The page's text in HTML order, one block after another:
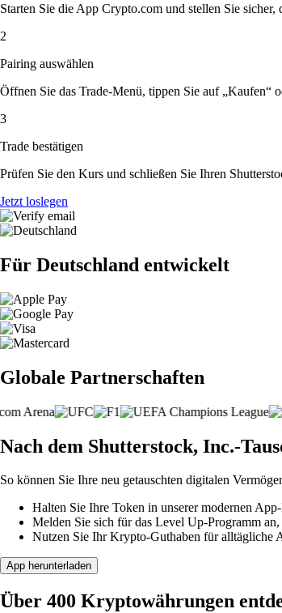
Starten Sie die App Crypto.com und stellen Sie
2
Pairing auswählen
Öffnen Sie das Trade-Menü, tippen Sie auf „Kaufen“
3
Trade bestätigen
Prüfen Sie den Kurs und schließen Sie Ihren
Jetzt loslegen
Für Deutschland entwickelt
Globale Partnerschaften
Nach dem Shutterstock, Inc.-
So können Sie Ihre neu getauschten digitalen
Halten Sie Ihre Token in unserer modernen
Melden Sie sich für das Level Up-Programm
Nutzen Sie Ihr Krypto-Guthaben für alltägliche
App herunterladen
Über 400 Kryptowährungen